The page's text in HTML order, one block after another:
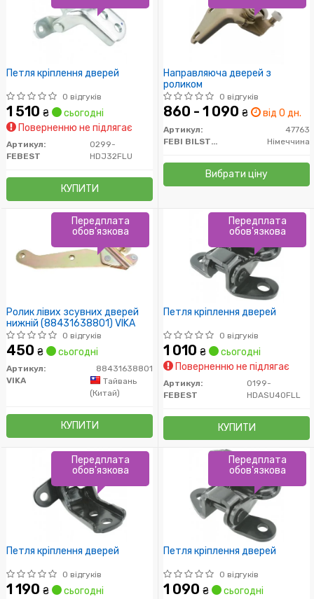
Петля кріплення дверей
0 відгуків
1 510 ₴
сьогодні
Поверненню не підлягає
Артикул:
0299-
HDJ32FLU
FEBEST
КУПИТИ
Направляюча дверей з
роликом
0 відгуків
860 - 1 090 ₴ від 0 дн.
Артикул:
47763
FEBI BILSTEIN
Німеччина
Вибрати ціну
Ролик лівих зсувних дверей
нижній (88431638801) VIKA
0 відгуків
450 ₴ сьогодні
Артикул:
88431638801
VIKA
Тайвань
(Китай)
КУПИТИ
Передплата
обов'язкова
Петля кріплення дверей
0 відгуків
1 010 ₴
сьогодні
Поверненню не підлягає
Артикул:
0199-
HDASU40FLL
FEBEST
КУПИТИ
Передплата
обов'язкова
Петля кріплення дверей
0 відгуків
1 190 ₴
сьогодні
Передплата
обов'язкова
Петля кріплення дверей
0 відгуків
1 090 ₴
сьогодні
Передплата
обов'язкова